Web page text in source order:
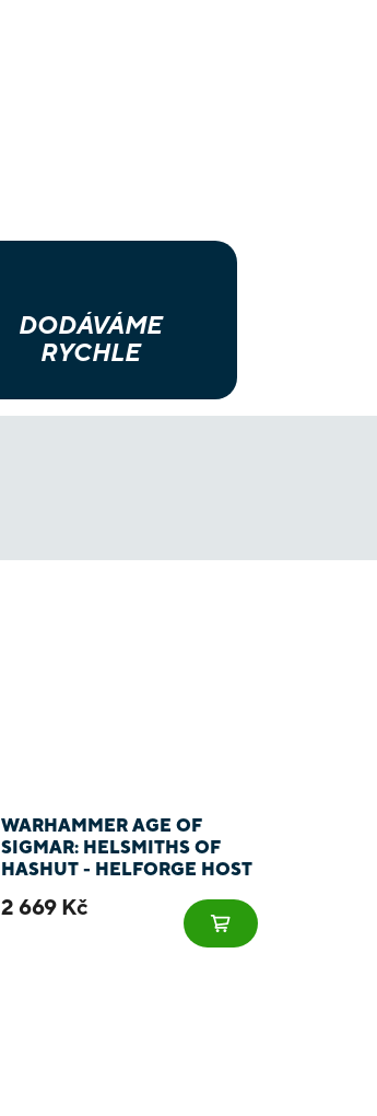
DODÁVÁME
RYCHLE
WARHAMMER AGE OF
SIGMAR: HELSMITHS OF
HASHUT - HELFORGE HOST
2 669 Kč